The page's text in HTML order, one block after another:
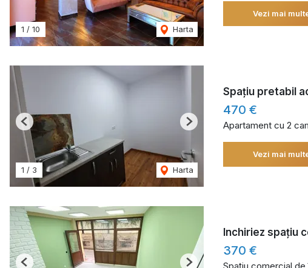
1 / 10 Harta
Vezi mai
1 / 3 Harta
Previous Next
Spațiu pretabil
470 €
Apartament cu 2
Vezi mai
Inchiriez spațiu
370 €